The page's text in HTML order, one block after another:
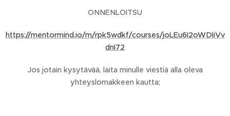
ONNENLOITSU
https://mentormind.io/m/rpk5wdkf/courses/joLEu6I2oWDIiVv
dnI72
Jos jotain kysytävää, laita minulle viestiä alla oleva
yhteyslomakkeen kautta;